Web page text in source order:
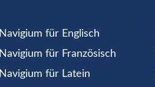
Navigium für Englisch
Navigium für Französisch
Navigium für Latein